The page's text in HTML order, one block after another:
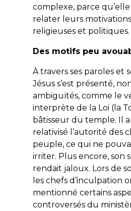
complexe, parce
relater leurs motivations
religieuses et politiques.
Des motifs peu
À travers ses paroles et
Jésus s’est présenté,
ambiguïtés, comme le
interprète de la Loi (la
bâtisseur du temple. Il a
relativisé l’autorité des
peuple, ce qui ne
irriter. Plus encore, son
rendait jaloux. Lors de
les chefs d’inculpation
mentionné certains
controversés du